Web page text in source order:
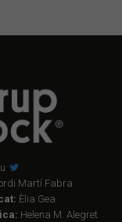
Martí Fabra
Èlia Gea
Helena M. Alegret